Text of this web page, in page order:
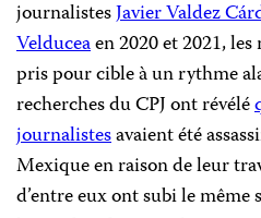
journalistesJavier Valdez
Velduceaen 2020 et 2021, les
pris pour cible à un rythme
recherches du CPJ ont révélé
journalistesavaient été
Mexique en raison de leur
d’entre eux ont subi le